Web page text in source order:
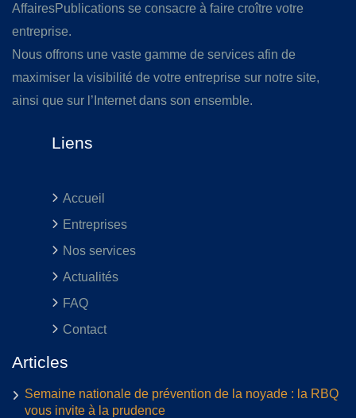
AffairesPublications se consacre à faire croître votre
entreprise.
Nous offrons une vaste gamme de services afin de
maximiser la visibilité de votre entreprise sur notre site,
ainsi que sur l’Internet dans son ensemble.
Liens
Accueil
Entreprises
Nos services
Actualités
FAQ
Contact
Articles
Semaine nationale de prévention de la noyade : la RBQ
vous invite à la prudence